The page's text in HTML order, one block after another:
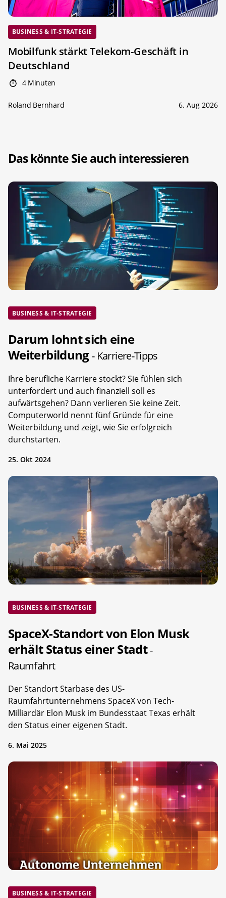
BUSINESS & IT-STRATEGIE
Mobilfunk stärkt Telekom-Geschäft in
Deutschland
4 Minuten
Roland Bernhard 6. Aug 2026
Das könnte Sie auch interessieren
BUSINESS & IT-STRATEGIE
Darum lohnt sich eine
Weiterbildung- Karriere-Tipps
Ihre berufliche Karriere stockt? Sie fühlen sich
unterfordert und auch finanziell soll es
aufwärtsgehen? Dann verlieren Sie keine Zeit.
Computerworld nennt fünf Gründe für eine
Weiterbildung und zeigt, wie Sie erfolgreich
durchstarten.
25. Okt 2024
BUSINESS & IT-STRATEGIE
SpaceX-Standort von Elon Musk
erhält Status einer Stadt-
Raumfahrt
Der Standort Starbase des US-
Raumfahrtunternehmens SpaceX von Tech-
Milliardär Elon Musk im Bundesstaat Texas erhält
den Status einer eigenen Stadt.
6. Mai 2025
BUSINESS & IT-STRATEGIE